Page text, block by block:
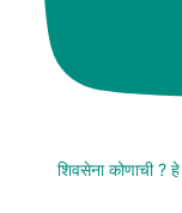
शिवसेना कोणाची ?